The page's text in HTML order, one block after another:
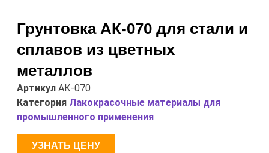
Грунтовка АК-070 для стали и
сплавов из цветных
металлов
Артикул АК-070
Категория Лакокрасочные материалы для
промышленного применения
УЗНАТЬ ЦЕНУ